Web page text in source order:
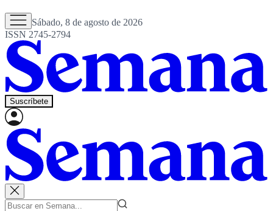
Sábado, 8 de agosto de 2026
ISSN 2745-2794
Suscríbete